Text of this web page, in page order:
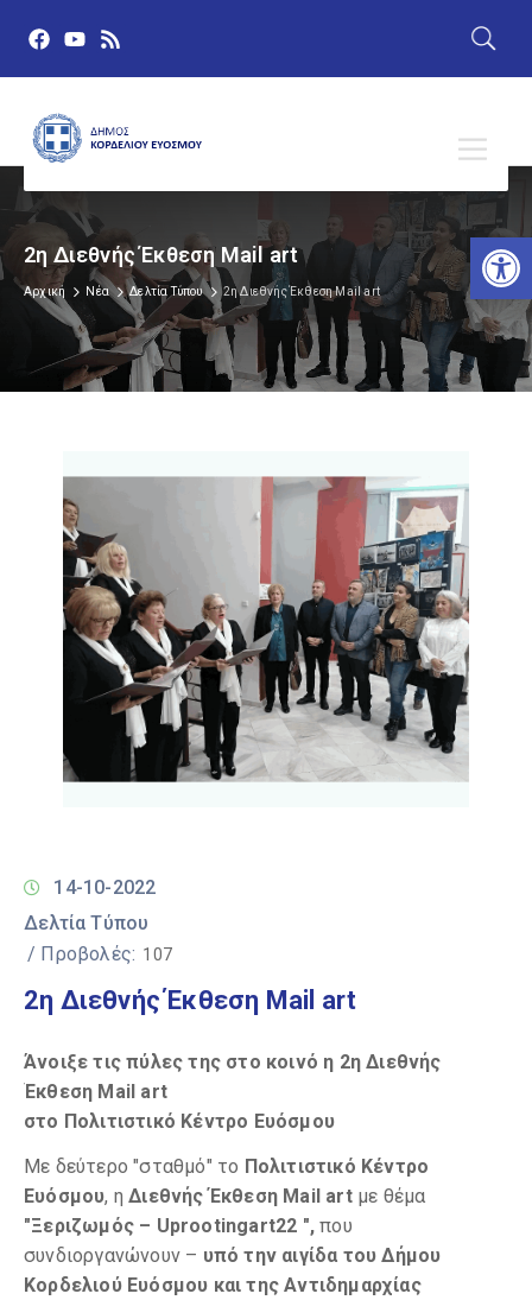
2η Διεθνής Έκθεση Mail art
Αρχική Νέα Δελτία Τύπου 2η Διεθνής Έκθεση Mail art
14-10-2022
Δελτία Τύπου
/ Προβολές: 107
2η Διεθνής Έκθεση Mail art
Άνοιξε τις πύλες της στο κοινό η 2η Διεθνής
Έκθεση Mail art
στο Πολιτιστικό Κέντρο Ευόσμου
Με δεύτερο "σταθμό" το Πολιτιστικό Κέντρο
Ευόσμου, ηΔιεθνής Έκθεση Mail art με θέμα
"Ξεριζωμός – Uprootingart22 ", που
συνδιοργανώνουν – υπό την αιγίδα του Δήμου
Κορδελιού Ευόσμου και της Αντιδημαρχίας